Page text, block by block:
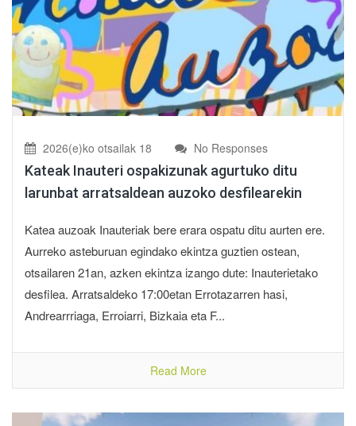
2026(e)ko otsailak 18 No Responses
Kateak Inauteri ospakizunak agurtuko ditu
larunbat arratsaldean auzoko desfilearekin
Katea auzoak Inauteriak bere erara ospatu ditu aurten ere.
Aurreko asteburuan egindako ekintza guztien ostean,
otsailaren 21an, azken ekintza izango dute: Inauterietako
desfilea. Arratsaldeko 17:00etan Errotazarren hasi,
Andrearrriaga, Erroiarri, Bizkaia eta F...
Read More